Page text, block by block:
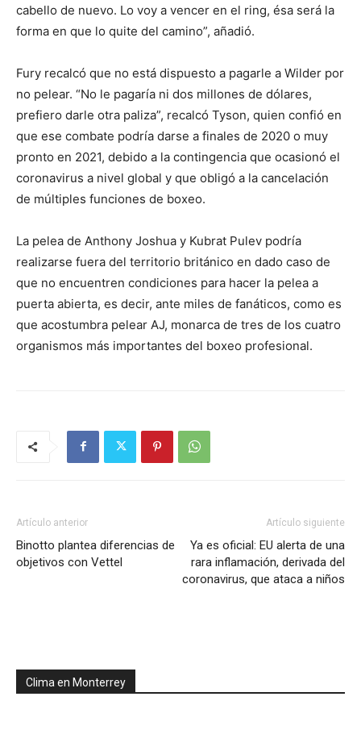
cabello de nuevo. Lo voy a vencer en el ring, ésa será la
forma en que lo quite del camino”, añadió.
Fury recalcó que no está dispuesto a pagarle a Wilder por
no pelear. “No le pagaría ni dos millones de dólares,
prefiero darle otra paliza”, recalcó Tyson, quien confió en
que ese combate podría darse a finales de 2020 o muy
pronto en 2021, debido a la contingencia que ocasionó el
coronavirus a nivel global y que obligó a la cancelación
de múltiples funciones de boxeo.
La pelea de Anthony Joshua y Kubrat Pulev podría
realizarse fuera del territorio británico en dado caso de
que no encuentren condiciones para hacer la pelea a
puerta abierta, es decir, ante miles de fanáticos, como es
que acostumbra pelear AJ, monarca de tres de los cuatro
organismos más importantes del boxeo profesional.
Artículo anterior
Binotto plantea diferencias de
objetivos con Vettel
Artículo siguiente
Ya es oficial: EU alerta de una
rara inflamación, derivada del
coronavirus, que ataca a niños
Clima en Monterrey